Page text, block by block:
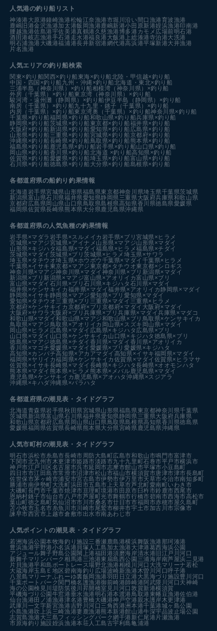
人気港の釣り船リスト
神湊港 大原港鐘崎漁港松輪江奈漁港市堀川沿い 間口漁港育波漁港
鹿嶋旧港金沢漁港加太港飯岡漁港鹿嶋新港小田原新港姪浜漁港印南港
腰越漁港佐島港宇佐美港真鶴港 久慈漁港博多港カモメ広場前明石港
酒田港岐志漁港手石港 走水港福良港 大飯港 上総湊港寺泊港大洗港
明石浦漁港 大磯港福浦港長井新宿港網代港高浜港平塚新港大井漁港
片名漁港
人気エリアの釣り船検索
関東×釣り船関西×釣り船 東海×釣り船北陸・甲信越×釣り船
中国・四国×釣り船 九州・沖縄×釣り船北海道・東北×釣り船
三浦半島（神奈川県）×釣り船相模湾（神奈川県）×釣り船
外房（千葉県）×釣り船東京湾（神奈川県）×釣り船
駿河湾・遠州灘（静岡県）×釣り船伊豆半島（静岡県）×釣り船
南房（千葉県）×釣り船九十九里・銚子（千葉県）×釣り船
内房（千葉県）×釣り船東京湾奥（千葉県）×釣り船神奈川県×釣り船
千葉県×釣り船福岡県×釣り船和歌山県×釣り船兵庫県×釣り船
静岡県×釣り船茨城県×釣り船 東京都×釣り船福井県×釣り船
大阪府×釣り船 新潟県×釣り船愛知県×釣り船 広島県×釣り船
山形県×釣り船 三重県×釣り船宮城県×釣り船京都府×釣り船
沖縄県×釣り船長崎県×釣り船鳥取県×釣り船 熊本県×釣り船
福島県×釣り船 鹿児島県×釣り船岩手県×釣り船山口県×釣り船
岡山県×釣り船香川県×釣り船北海道 ×釣り船高知県×釣り船
佐賀県×釣り船愛媛県×釣り船埼玉県×釣り船富山県×釣り船
石川県×釣り船徳島県×釣り船 大分県×釣り船島根県×釣り船
各都道府県の船釣り釣果情報
北海道岩手県宮城県山形県福島県東京都神奈川県埼玉県千葉県茨城県
新潟県富山県石川県福井県愛知県静岡県三重県大阪府兵庫県和歌山県
京都府広島県岡山県山口県鳥取県島根県高知県香川県徳島県愛媛県
福岡県佐賀県長崎県熊本県大分県鹿児島県沖縄県
各都道府県の人気魚種の釣果情報
岩手県×マダラ 岩手県×スルメイカ 岩手県×ブリ宮城県×ヒラメ
宮城県×マアジ宮城県×アイナメ 山形県×マアジ山形県×マダイ
山形県×キジハタ福島県×マダイ福島県×ヒラメ福島県×チダイ
茨城県×マダイ 茨城県×ブリ茨城県×ヒラメ埼玉県×サワラ
埼玉県×タチウオ埼玉県×ホウボウ 千葉県×マダイ 千葉県×ヒラメ
千葉県×イサキ 東京都×マアジ 東京都×タチウオ東京都×シロギス
神奈川県×マアジ神奈川県×マダイ 神奈川県×ブリ 新潟県×マダイ
新潟県×ブリ 新潟県×マアジ富山県×アオリイカ富山県×ブリ
富山県×マダイ 石川県×ブリ石川県×キジハタ 石川県×マダイ
福井県×ケンサキイカ 福井県×マダイ福井県×アオリイカ静岡県×マダイ
静岡県×イサキ静岡県×マアジ愛知県×ブリ愛知県×マダイ
愛知県×タチウオ三重県×ブリ 三重県×マダイ 三重県×ヒラメ
京都府×ケンサキイカ 京都府×ブリ 京都府×マダイ 大阪府×マダイ
大阪府×サワラ 大阪府×ブリ兵庫県×ブリ兵庫県×マダイ兵庫県×マダコ
和歌山県×マダイ和歌山県×マアジ和歌山県×ブリ 鳥取県×ケンサキイカ
鳥取県×マアジ鳥取県×アオリイカ 岡山県×スズキ 岡山県×マダイ
岡山県×ヒラメ 広島県×マダイ 広島県×キジハタ 広島県×ブリ
山口県×マダイ 山口県×ケンサキイカ 山口県×キジハタ 徳島県×ブリ
徳島県×マアジ徳島県×チダイ 香川県×マダイ 香川県×アオリイカ
香川県×マゴチ愛媛県×マダイ 愛媛県×ブリ愛媛県×キジハタ
高知県×カンパチ高知県×アカアマダイ 高知県×イサキ福岡県×マダイ
福岡県×ヤリイカ福岡県×ケンサキイカ 佐賀県×マダイ 佐賀県×ヒラマサ
佐賀県×イサキ長崎県×マダイ 長崎県×キジハタ長崎県×オオモンハタ
熊本県×マダイ 熊本県×ヒラメ 熊本県×メバル鹿児島県×マダイ
鹿児島県×ケンサキイカ 鹿児島県×アオハタ沖縄県×スジアラ
沖縄県×キハダ沖縄県×バラハタ
各都道府県の潮見表 ・タイドグラフ
北海道青森県岩手県秋田県宮城県山形県福島県東京都神奈川県千葉県
茨城県新潟県富山県石川県福井県愛知県静岡県三重県大阪府兵庫県
和歌山県京都府広島県岡山県山口県鳥取県島根県高知県香川県徳島県
愛媛県福岡県佐賀県長崎県熊本県大分県宮崎県鹿児島県沖縄県
人気市町村の潮見表・タイドグラフ
明石市浜松市糸島市長崎市周防大島町広島市和歌山市鳴門市富津市
下関市北九州市木更津市姫路市淡路市九十九里町石巻市平戸市横浜市
神戸市江戸川区名古屋市呉市延岡市志摩市館山市平塚市小豆島町
四日市市江田島市常滑市沼津市松山市福山市横須賀市唐津市津市長島町
佐世保市茅ヶ崎市浦安市宮古島市伊勢市伊万里市天草市今治市南知多町
勝浦市南伊勢町大洗町浜田市五島市 上天草市芦北町愛南町いわき市
大磯町長門市千葉市焼津市亘理町境港市田原市臼杵市鈴鹿市西尾市
恩納村銚子市仙台市八戸市芦屋町光市舞鶴市行橋市碧南市西海市高松市
葉山町徳之島町気仙沼市市川市桑名市廿日市市福岡市赤穂市屋久島町
苫小牧市玉名市糸魚川市川崎市尾鷲市柳井市宇土市加古川市宗像市
諫早市西宮市 上越市倉敷市出水市南あわじ市
人気ポイントの潮見表・タイドグラフ
若洲海浜公園本牧海釣り施設三番瀬 鹿島港横浜舞阪漁港 那珂湊港
豊浜漁港宇野港小名浜港 貝塚人工島 加太漁港 大津港葛西海浜公園
アジュール舞子野島公園閖上港福田港須磨海岸清水港 旧江戸川河口
新舞子マリンパーク 相馬港 三池港東扇島西公園 三浦海岸南芦屋浜二見港
片貝漁港平和島ボートレース場野北漁港相模川河口 大洗マリーナ若松
大蔵海岸玉島Ｅ地区碧南海釣り広場波崎新漁港木曽川河口呼子港
八景島マリーナふれーゆ裏飯岡漁港羽田 日立港 大黒海づり施設豊川河口
千葉ポートパーク関門橋名護漁港御前崎港師崎港阿武隈川河口 天神崎
海の公園検見川堤防筑後川昇開橋室見川河口敦賀新港横須賀
平磯海づり公園牛窓港垂水漁港 明石港本渡港鳥取港 東幡豆漁港佐伯港
仙台漁港田ノ浦漁港津名港 豊橋 大磯港神戸空港親水護岸木更津港
武庫川一文字新宮漁港吉野川河口 三角西港洲本港千葉港城ヶ島公園
小島漁港吹上浜三崎漁港妻鹿漁港熊本新港館山港牛深宇品波止場公園
志賀島漁港 大三島フィッシングパーク網干港 新仁尾港 片瀬漁港
市原海釣り施設姪浜漁港本荘人工島古宇利島亀浦港